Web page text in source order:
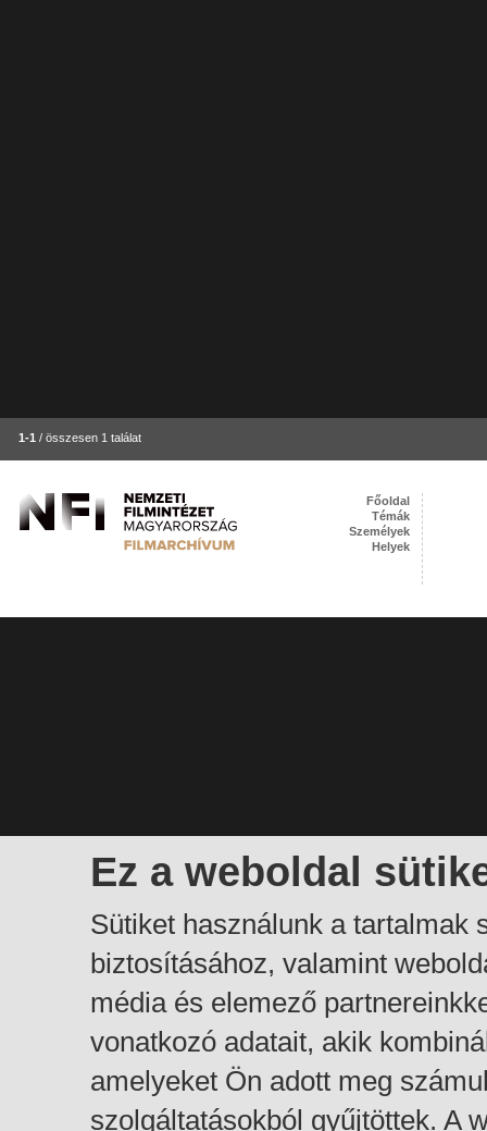
1-1 / összesen 1 találat
Ez a weboldal
Sütiket használunk a tartalmak
biztosításához, valamint
média és elemező
vonatkozó adatait, akik
amelyeket Ön adott meg
szolgáltatásokból gyűjtöttek. A
Főoldal
Témák
Személyek
Helyek